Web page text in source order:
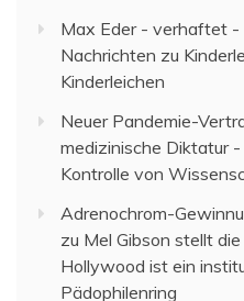
Max Eder - verhaftet -
Nachrichten zu
Kinderleichen
Neuer Pandemie-
medizinische Diktatur
Kontrolle von
Adrenochrom-
zu Mel Gibson stellt
Hollywood ist ein
Pädophilenring